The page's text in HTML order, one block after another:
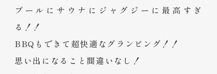
プールにサウナにジャグジーに最高すぎ
る！！
BBQもできて超快適なグランピング！！
思い出になること間違いなし！